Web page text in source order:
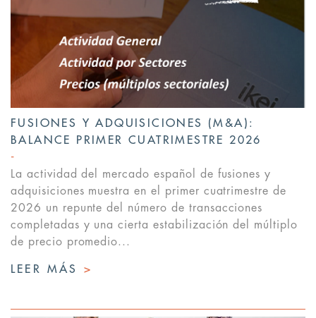
FUSIONES Y ADQUISICIONES (M&A):
BALANCE PRIMER CUATRIMESTRE 2026
La actividad del mercado español de fusiones y
adquisiciones muestra en el primer cuatrimestre de
2026 un repunte del número de transacciones
completadas y una cierta estabilización del múltiplo
de precio promedio...
LEER MÁS >